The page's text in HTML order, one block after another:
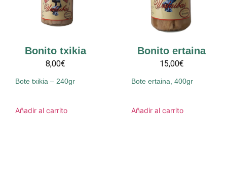
Bonito txikia
8,00€
Bote txikia – 240gr
Añadir al carrito
Bonito ertaina
15,00€
Bote ertaina, 400gr
Añadir al carrito